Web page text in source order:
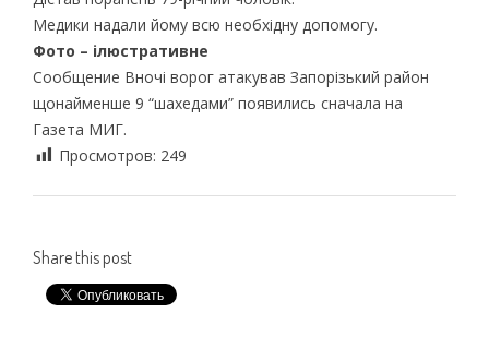
Медики надали йому всю необхідну допомогу.
Фото – ілюстративне
Сообщение Вночі ворог атакував Запорізький район
щонайменше 9 “шахедами” появились сначала на
Газета МИГ.
Просмотров: 249
Share this post